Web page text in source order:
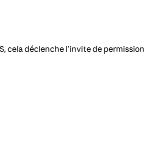
cela déclenche l’invite de permission